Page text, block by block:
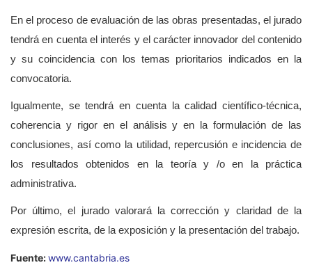
En el proceso de evaluación de las obras presentadas, el jurado
tendrá en cuenta el interés y el carácter innovador del contenido
y su coincidencia con los temas prioritarios indicados en la
convocatoria.
Igualmente, se tendrá en cuenta la calidad científico-técnica,
coherencia y rigor en el análisis y en la formulación de las
conclusiones, así como la utilidad, repercusión e incidencia de
los resultados obtenidos en la teoría y /o en la práctica
administrativa.
Por último, el jurado valorará la corrección y claridad de la
expresión escrita, de la exposición y la presentación del trabajo.
Fuente:www.cantabria.es